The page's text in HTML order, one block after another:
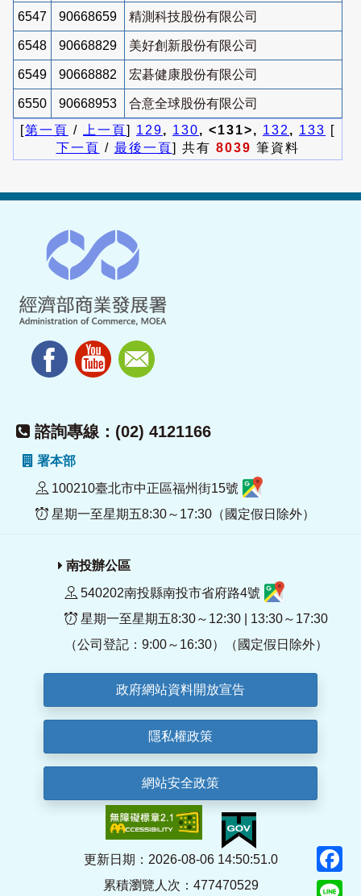
6547 90668659 精測科技股份有限公司
6548 90668829 美好創新股份有限公司
6549 90668882 宏碁健康股份有限公司
6550 90668953
合意全球股份有限公司
[第一頁 / 上一頁] 129, 130, <131>, 132 , 133 [
下一頁 / 最後一頁] 共有 8039 筆資料
諮詢專線：(02) 4121166
署本部
100210臺北市中正區福州街15號
星期一至星期五8:30～17:30（國定假日除外）
南投辦公區
540202南投縣南投市省府路4號
星期一至星期五8:30～12:30 | 13:30～17:30
（公司登記：9:00～16:30）（國定假日除外）
政府網站資料開放宣告
隱私權政策
網站安全政策
更新日期：2026-08-06 14:50:51.0
累積瀏覽人次：477470529